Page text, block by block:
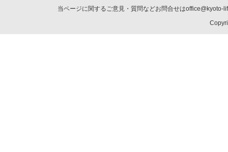
当ページに関するご意見・質問などお問合せは